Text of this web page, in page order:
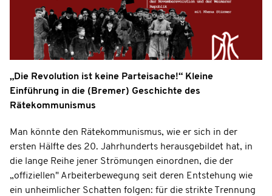
„Die Revolution ist keine Parteisache!“ Kleine
Einführung in die (Bremer) Geschichte des
Rätekommunismus
Man könnte den Rätekommunismus, wie er sich in der
ersten Hälfte des 20. Jahrhunderts herausgebildet hat, in
die lange Reihe jener Strömungen einordnen, die der
„offiziellen" Arbeiterbewegung seit deren Entstehung wie
ein unheimlicher Schatten folgen: für die strikte Trennung